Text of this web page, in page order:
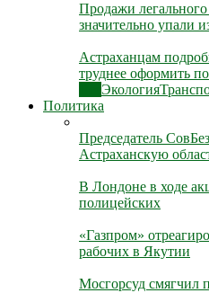
Продажи
значительно упали
Астраханцам
труднее оформить
Экология
Политика
Председатель
Астраханскую
В Лондоне в ходе
полицейских
«Газпром»
рабочих в Якутии
Мосгорсуд смягчил